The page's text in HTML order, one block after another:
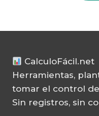
CalculoFácil.net
Herramientas,
tomar el control
Sin registros, sin